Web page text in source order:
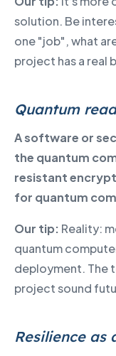
solution. Be
one "job", what
project has a real
Quantum
A software or
the quantum
resistant
for quantum
Our tip: Reality:
quantum
deployment. The
project sound
Resilience as